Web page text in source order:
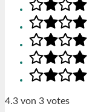
4.3 von 3 votes